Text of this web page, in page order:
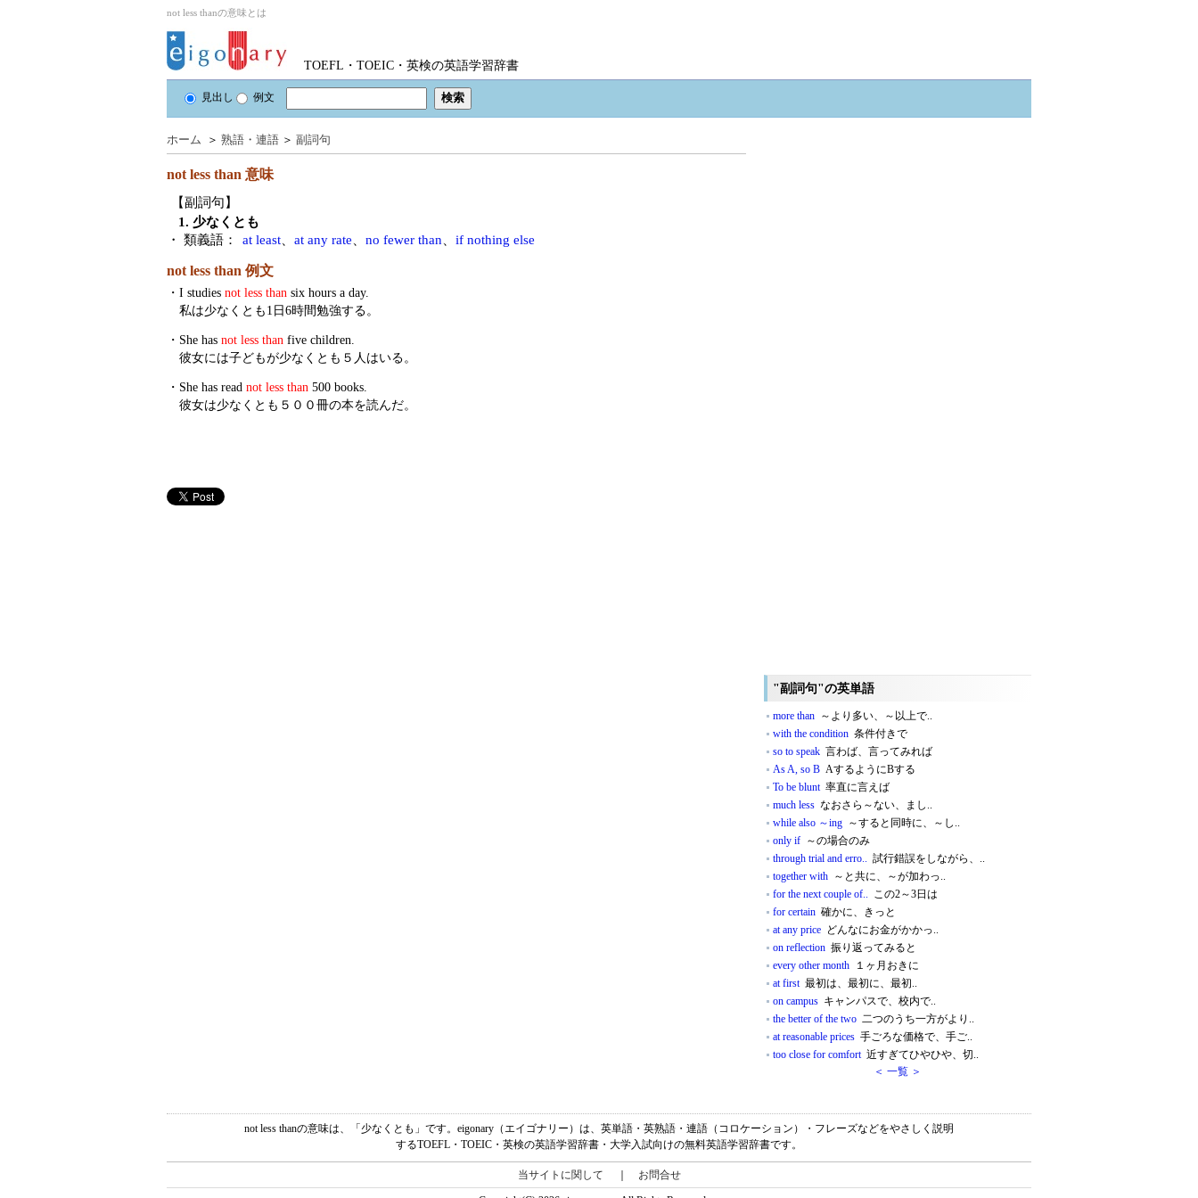
not less thanの意味とは
TOEFL・TOEIC・英検の英語学習辞書
見出し 例文
ホーム ＞ 熟語・連語 ＞ 副詞句
not less than 意味
【副詞句】
1. 少なくとも
・ 類義語：
at least at any rate no fewer than if nothing else
not less than 例文
・ I studies not less than six hours a day.
私は少なくとも1日6時間勉強する。
・ She has not less than five children.
彼女には子どもが少なくとも５人はいる。
・ She has read not less than 500 books.
彼女は少なくとも５００冊の本を読んだ。
"副詞句"の英単語
more than ～より多い、～以上で..
with the condition 条件付きで
so to speak 言わば、言ってみれば
As A, so B AするようにBする
To be blunt率直に言えば
much less なおさら～ない、まし..
while also ～ing ～すると同時に、～し..
only if ～の場合のみ
through trial and erro.. 試行錯誤をしながら、..
together with ～と共に、～が加わっ..
for the next couple of.. この2～3日は
for certain 確かに、きっと
at any price どんなにお金がかかっ..
on reflection 振り返ってみると
every other month １ヶ月おきに
at first最初は、最初に、最初..
on campus キャンパスで、校内で..
the better of the two 二つのうち一方がより..
at reasonable prices 手ごろな価格で、手ご..
too close for comfort近すぎてひやひや、切..
＜ 一覧 ＞
not less thanの意味は、「少なくとも」です。eigonary（エイゴナリー）は、英単語・英熟語・連語（コロケーション）・フレーズなどをやさしく説明
するTOEFL・TOEIC・英検の英語学習辞書・大学入試向けの無料英語学習辞書です。
当サイトに関して お問合せ